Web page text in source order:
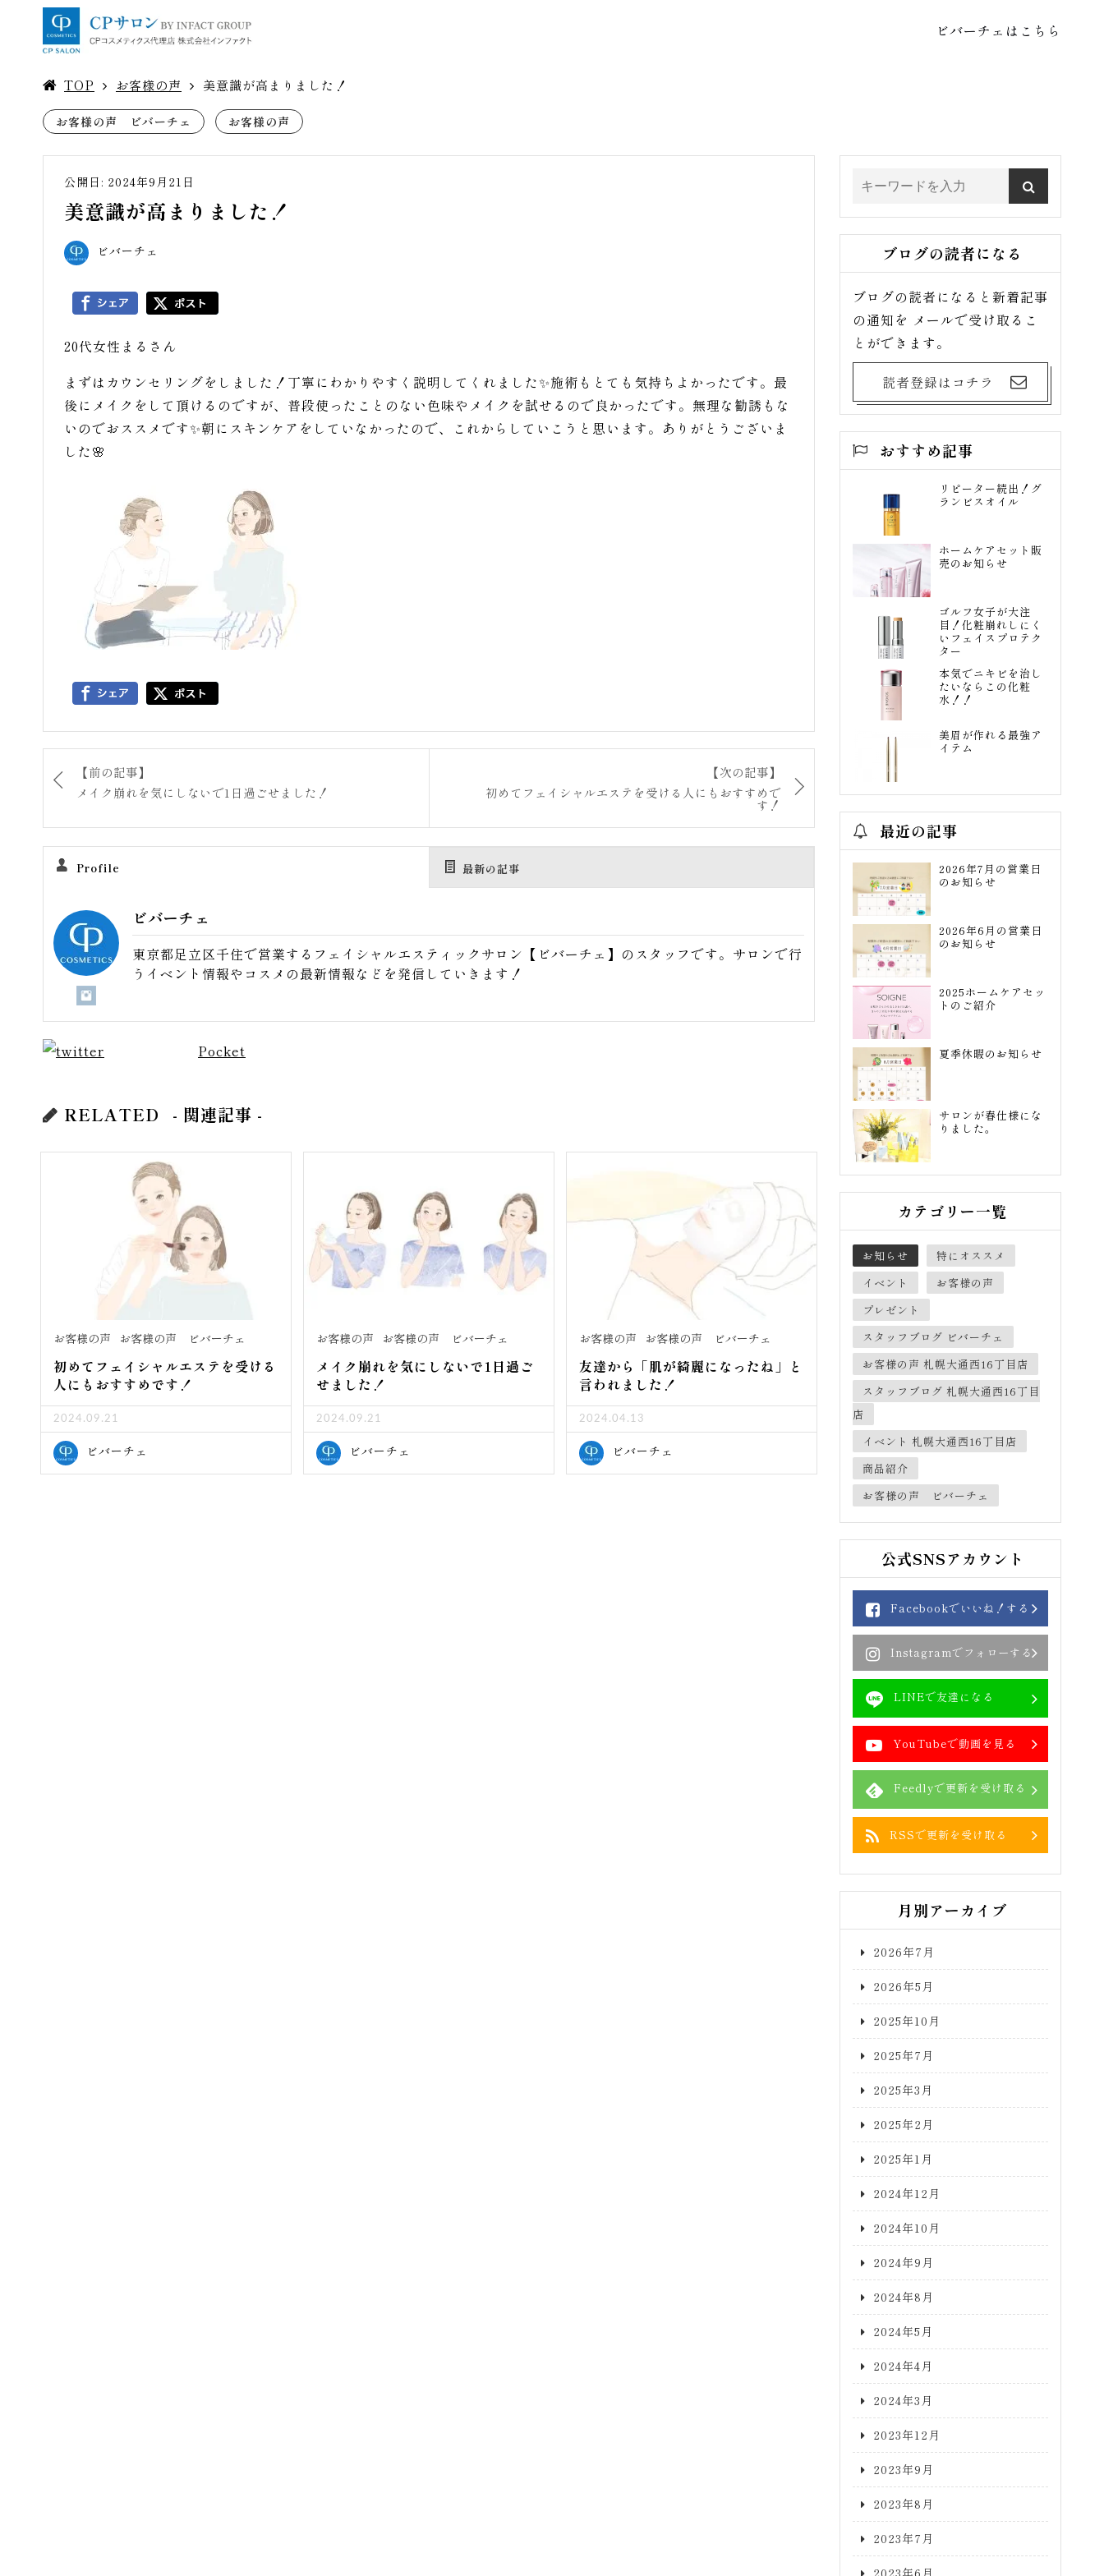
ビバーチェはこちら
TOP お客様の声 美意識が高まりました！
お客様の声 ビバーチェ お客様の声
公開日: 2024年9月21日
美意識が高まりました！
ビバーチェ
20代女性まるさん
まずはカウンセリングをしました！丁寧にわかりやすく説明してくれました✨施術もとても気持ちよかったです。最
後にメイクをして頂けるのですが、普段使ったことのない色味やメイクを試せるので良かったです。無理な勧誘もな
いのでおススメです✨朝にスキンケアをしていなかったので、これからしていこうと思います。ありがとうございま
した🌸
【前の記事】
メイク崩れを気にしないで1日過ごせました！
【次の記事】
初めてフェイシャルエステを受ける人にもおすすめで
す！
Profile 最新の記事
ビバーチェ
東京都足立区千住で営業するフェイシャルエスティックサロン【ビバーチェ】のスタッフです。サロンで行
うイベント情報やコスメの最新情報などを発信していきます！
Pocket
RELATED - 関連記事 -
お客様の声 お客様の声 ビバーチェ
初めてフェイシャルエステを受ける
人にもおすすめです！
2024.09.21
ビバーチェ
お客様の声 お客様の声 ビバーチェ
メイク崩れを気にしないで1日過ご
せました！
2024.09.21
ビバーチェ
お客様の声 お客様の声 ビバーチェ
友達から「肌が綺麗になったね」と
言われました！
2024.04.13
ビバーチェ
ブログの読者になる
ブログの読者になると新着記事
の通知を メールで受け取るこ
とができます。
読者登録はコチラ
おすすめ記事
リピーター続出！グ
ランビスオイル
ホームケアセット販
売のお知らせ
ゴルフ女子が大注
目！化粧崩れしにく
いフェイスプロテク
ター
本気でニキビを治し
たいならこの化粧
水！！
美眉が作れる最強ア
イテム
最近の記事
2026年7月の営業日
のお知らせ
2026年6月の営業日
のお知らせ
2025ホームケアセッ
トのご紹介
夏季休暇のお知らせ
サロンが春仕様にな
りました。
カテゴリー一覧
お知らせ
特にオススメ
イベント
お客様の声
プレゼント
スタッフブログ ビバーチェ
お客様の声 札幌大通西16丁目店
スタッフブログ 札幌大通西16丁目
店
イベント 札幌大通西16丁目店
商品紹介
お客様の声 ビバーチェ
公式SNSアカウント
Facebookでいいね！する
Instagramでフォローする
LINEで友達になる
YouTubeで動画を見る
Feedlyで更新を受け取る
RSSで更新を受け取る
月別アーカイブ
2026年7月
2026年5月
2025年10月
2025年7月
2025年3月
2025年2月
2025年1月
2024年12月
2024年10月
2024年9月
2024年8月
2024年5月
2024年4月
2024年3月
2023年12月
2023年9月
2023年8月
2023年7月
2023年6月